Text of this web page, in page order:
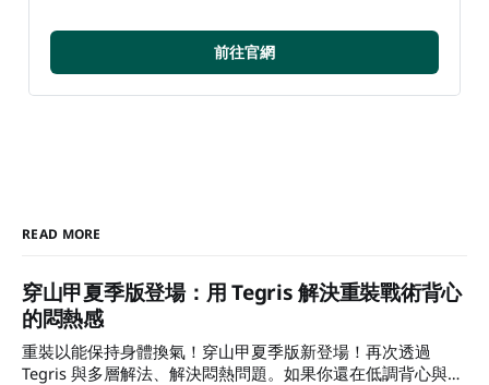
前往官網
READ MORE
穿山甲夏季版登場：用 Tegris 解決重裝戰術背心
的悶熱感
重裝以能保持身體換氣！穿山甲夏季版新登場！再次透過
Tegris 與多層解法、解決悶熱問題。如果你還在低調背心與重